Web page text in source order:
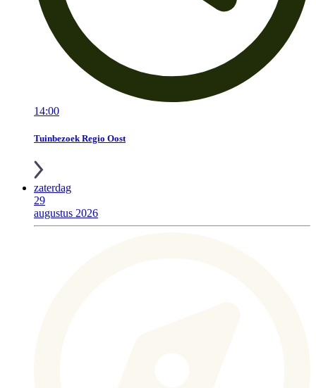
14:00
Tuinbezoek Regio Oost
zaterdag
29
augustus 2026